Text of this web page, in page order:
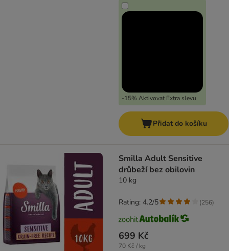
-15% Aktivovat Extra slevu
Přidat do košíku
Smilla Adult Sensitive
drůbeží bez obilovin
10 kg
699 Kč
70 Kč / kg
Rating: 4.2/5 (256)